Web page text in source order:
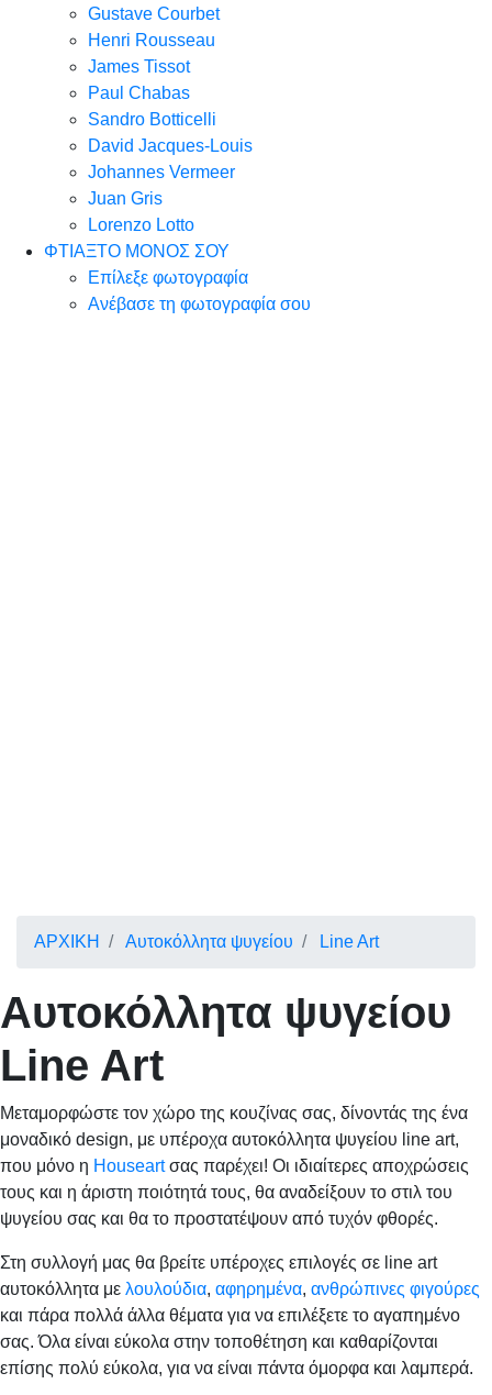
Gustave Courbet
Henri Rousseau
James Tissot
Paul Chabas
Sandro Botticelli
David Jacques-Louis
Johannes Vermeer
Juan Gris
Lorenzo Lotto
ΦΤΙΑΞΤΟ ΜΟΝΟΣ ΣΟΥ
Επίλεξε φωτογραφία
Ανέβασε τη φωτογραφία σου
ΑΡΧΙΚΗ Αυτοκόλλητα ψυγείου Line Art
Αυτοκόλλητα ψυγείου
Line Art
Μεταμορφώστε τον χώρο της κουζίνας σας, δίνοντάς της ένα
μοναδικό design, με υπέροχα αυτοκόλλητα ψυγείου line art,
που μόνο η Houseartσας παρέχει! Οι ιδιαίτερες αποχρώσεις
τους και η άριστη ποιότητά τους, θα αναδείξουν το στιλ του
ψυγείου σας και θα το προστατέψουν από τυχόν φθορές.
Στη συλλογή μας θα βρείτε υπέροχες επιλογές σε line art
αυτοκόλλητα με λουλούδια, αφηρημένα, ανθρώπινες φιγούρες
και πάρα πολλά άλλα θέματα για να επιλέξετε το αγαπημένο
σας. Όλα είναι εύκολα στην τοποθέτηση και καθαρίζονται
επίσης πολύ εύκολα, για να είναι πάντα όμορφα και λαμπερά.